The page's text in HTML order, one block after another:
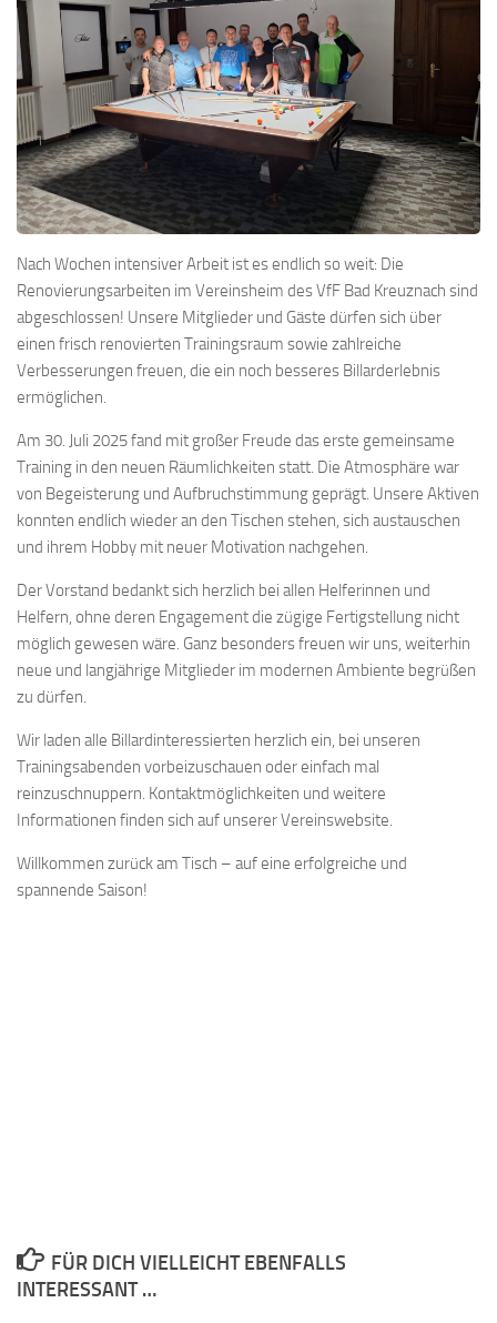
Nach Wochen intensiver Arbeit ist es endlich so weit: Die
Renovierungsarbeiten im Vereinsheim des VfF Bad Kreuznach sind
abgeschlossen! Unsere Mitglieder und Gäste dürfen sich über
einen frisch renovierten Trainingsraum sowie zahlreiche
Verbesserungen freuen, die ein noch besseres Billarderlebnis
ermöglichen.
Am 30. Juli 2025 fand mit großer Freude das erste gemeinsame
Training in den neuen Räumlichkeiten statt. Die Atmosphäre war
von Begeisterung und Aufbruchstimmung geprägt. Unsere Aktiven
konnten endlich wieder an den Tischen stehen, sich austauschen
und ihrem Hobby mit neuer Motivation nachgehen.
Der Vorstand bedankt sich herzlich bei allen Helferinnen und
Helfern, ohne deren Engagement die zügige Fertigstellung nicht
möglich gewesen wäre. Ganz besonders freuen wir uns, weiterhin
neue und langjährige Mitglieder im modernen Ambiente begrüßen
zu dürfen.
Wir laden alle Billardinteressierten herzlich ein, bei unseren
Trainingsabenden vorbeizuschauen oder einfach mal
reinzuschnuppern. Kontaktmöglichkeiten und weitere
Informationen finden sich auf unserer Vereinswebsite.
Willkommen zurück am Tisch – auf eine erfolgreiche und
spannende Saison!
FÜR DICH VIELLEICHT EBENFALLS
INTERESSANT …